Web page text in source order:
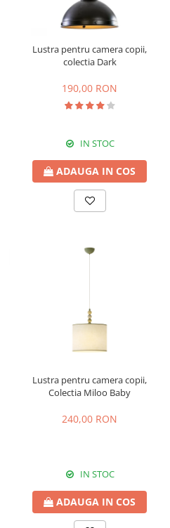
Lustra pentru camera copii,
colectia Dark
190,00 RON
IN STOC
ADAUGA IN COS
Lustra pentru camera copii,
Colectia Miloo Baby
240,00 RON
IN STOC
ADAUGA IN COS